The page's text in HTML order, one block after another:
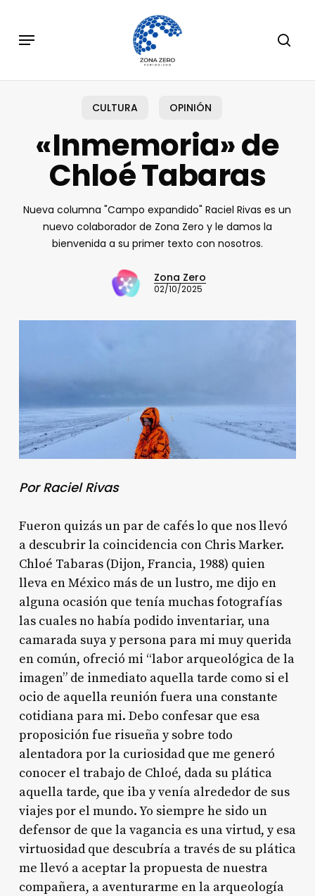
main
Menu
CULTURA OPINIÓN
«Inmemoria» de
Chloé Tabaras
Nueva columna "Campo expandido" Raciel Rivas es un
nuevo colaborador de Zona Zero y le damos la
bienvenida a su primer texto con nosotros.
Zona Zero
02/10/2025
Por Raciel Rivas
Fueron quizás un par de cafés lo que nos llevó
a descubrir la coincidencia con Chris Marker.
Chloé Tabaras (Dijon, Francia, 1988) quien
lleva en México más de un lustro, me dijo en
alguna ocasión que tenía muchas fotografías
las cuales no había podido inventariar, una
camarada suya y persona para mi muy querida
en común, ofreció mi “labor arqueológica de la
imagen” de inmediato aquella tarde como si el
ocio de aquella reunión fuera una constante
cotidiana para mi. Debo confesar que esa
proposición fue risueña y sobre todo
alentadora por la curiosidad que me generó
conocer el trabajo de Chloé, dada su plática
aquella tarde, que iba y venía alrededor de sus
viajes por el mundo. Yo siempre he sido un
defensor de que la vagancia es una virtud, y esa
virtuosidad que descubría a través de su plática
me llevó a aceptar la propuesta de nuestra
compañera, a aventurarme en la arqueología